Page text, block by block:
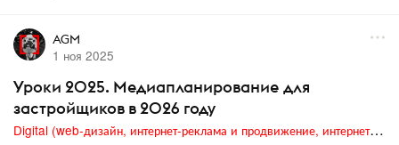
AGM
1 ноя 2025
Уроки 2025. Медиапланирование для
застройщиков в 2026 году
Digital (web-дизайн, интернет-реклама и продвижение, интернет-сообщества и блоги, интернет-коммуникации, мобильный маркетинг, реклама на цифровых экранах)